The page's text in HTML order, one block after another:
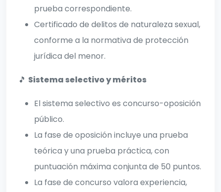
prueba correspondiente.
Certificado de delitos de naturaleza sexual,
conforme a la normativa de protección
jurídica del menor.
🎵 Sistema selectivo y méritos
El sistema selectivo es concurso-oposición
público.
La fase de oposición incluye una prueba
teórica y una prueba práctica, con
puntuación máxima conjunta de 50 puntos.
La fase de concurso valora experiencia,